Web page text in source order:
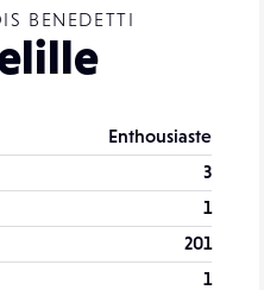
BENEDETTI
Enthousiaste
3
1
201
1